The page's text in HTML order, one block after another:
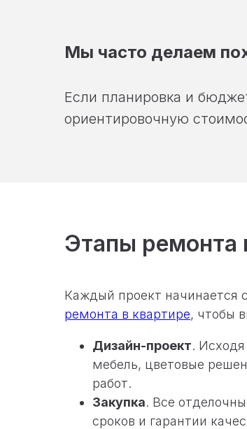
Мы часто делаем
Если планировка и
ориентировочную
Этапы ремонта
Каждый проект начинается
ремонта в квартире, чтобы
Дизайн-проект.
мебель, цветовые
работ.
Закупка. Все
сроков и гарантии